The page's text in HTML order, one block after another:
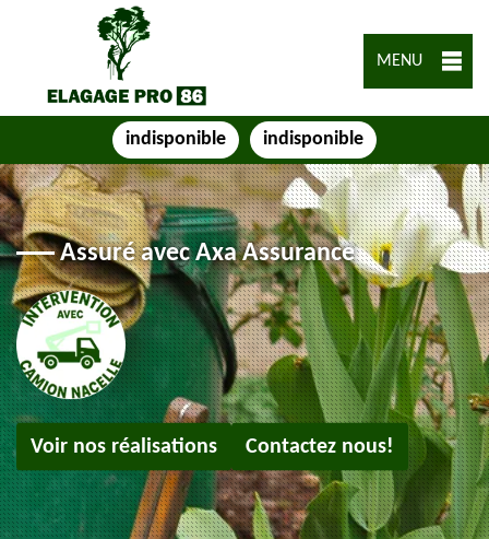
MENU
indisponible indisponible
Assuré avec Axa Assurance
Voir nos réalisations Contactez nous!